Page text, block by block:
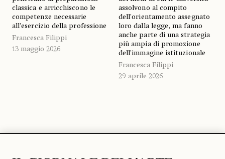
classica e arricchiscono le
competenze necessarie
all’esercizio della professione
Francesca Filippi
13 maggio 2026
assolvono al compito
dell’orientamento assegnato
loro dalla legge, ma fanno
anche parte di una strategia
più ampia di promozione
dell’immagine istituzionale
Francesca Filippi
29 aprile 2026